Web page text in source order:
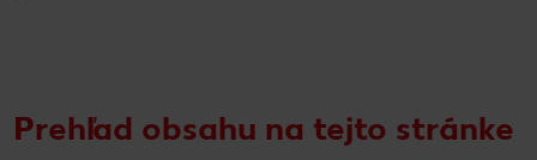
Prehľad obsahu na tejto stránke